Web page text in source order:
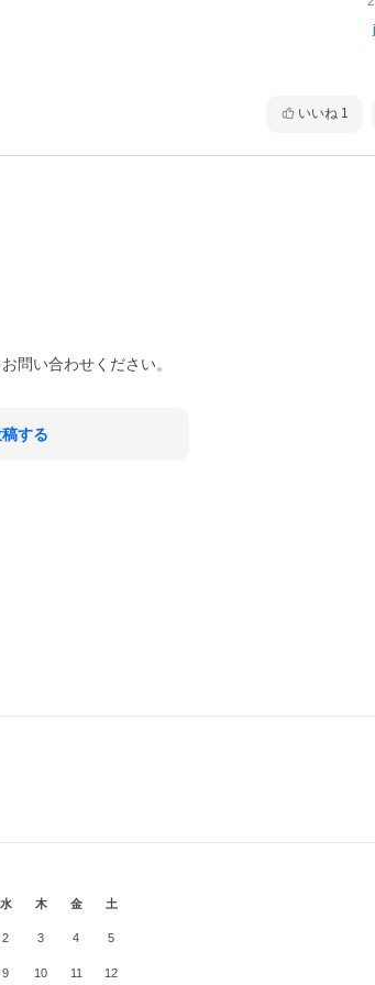
いいね 1
問い合わせください。
する
水 木 金 土
2 3 4 5
9 10 11 12